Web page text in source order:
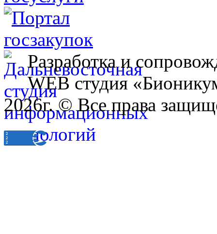
Разработка и
WEB студия
2026г. © Все права